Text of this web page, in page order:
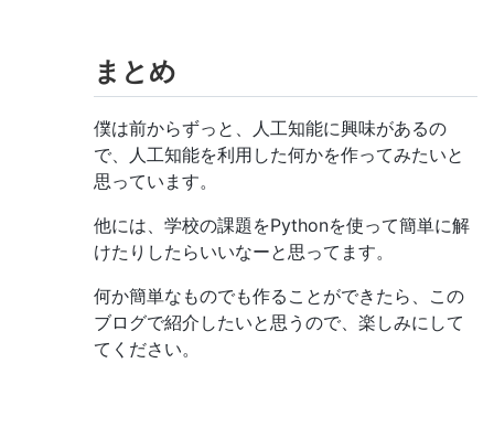
まとめ
僕は前からずっと、人工知能に興味があるの
で、人工知能を利用した何かを作ってみたいと
思っています。
他には、学校の課題をPythonを使って簡単に解
けたりしたらいいなーと思ってます。
何か簡単なものでも作ることができたら、この
ブログで紹介したいと思うので、楽しみにして
てください。